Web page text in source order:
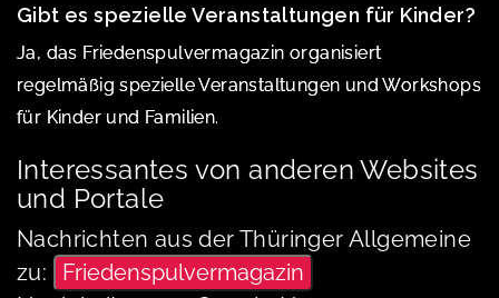
Gibt es spezielle Veranstaltungen für Kinder?
Ja, das Friedenspulvermagazin organisiert
regelmäßig spezielle Veranstaltungen und Workshops
für Kinder und Familien.
Interessantes von anderen Websites
und Portale
Nachrichten aus der Thüringer Allgemeine
zu:
Friedenspulvermagazin